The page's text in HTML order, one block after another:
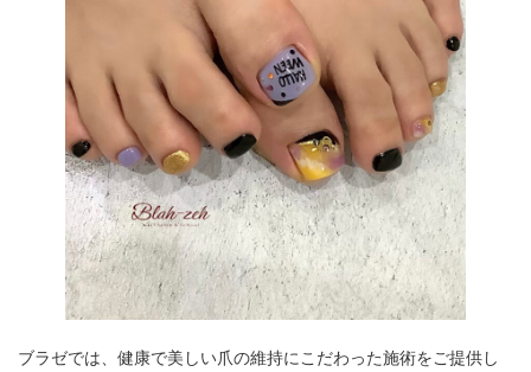
ブラゼでは、健康で美しい爪の維持にこだわった施術をご提供し